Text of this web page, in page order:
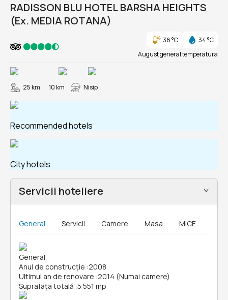
RADISSON BLU HOTEL BARSHA HEIGHTS
(Ex. MEDIA ROTANA)
36 °C
34 °C
August general temperatura
25 km 10 km Nisip
Recommended hotels
City hotels
Servicii hoteliere
General Servicii Camere Masa MICE
General
Anul de construcție :2008
Ultimul an de renovare :2014 (Numai camere)
Suprafața totală :5 551 mp